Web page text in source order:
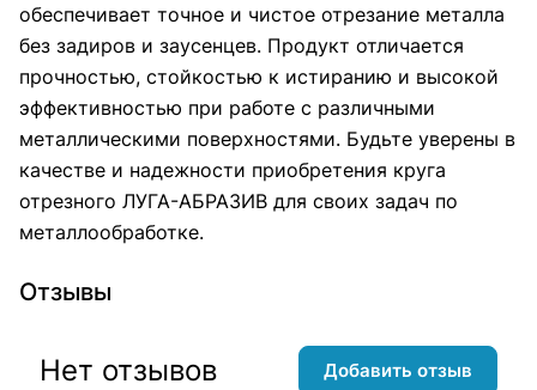
обеспечивает точное и чистое отрезание металла
без задиров и заусенцев. Продукт отличается
прочностью, стойкостью к истиранию и высокой
эффективностью при работе с различными
металлическими поверхностями. Будьте уверены в
качестве и надежности приобретения круга
отрезного ЛУГА-АБРАЗИВ для своих задач по
металлообработке.
Отзывы
Нет отзывов Добавить отзыв